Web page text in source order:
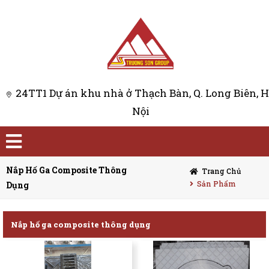
24TT1 Dự án khu nhà ở Thạch Bàn, Q. Long Biên,
Nội
Nắp Hố Ga Composite Thông
Dụng
Trang Chủ
Sản Phẩm
Nắp hố ga composite thông dụng